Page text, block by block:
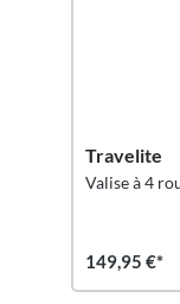
Travelite
Valise à 4
149,95 €*